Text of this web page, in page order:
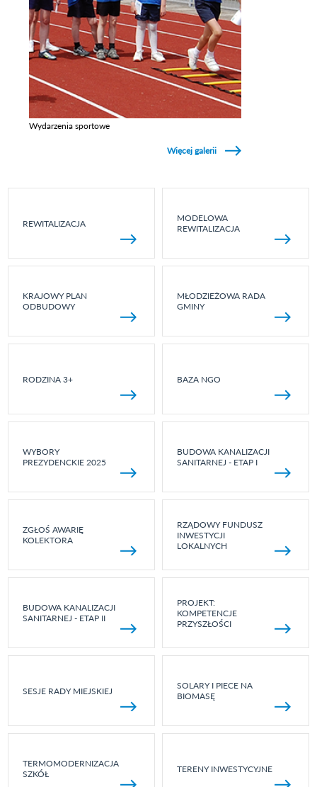
Wydarzenia sportowe
Więcej galerii
REWITALIZACJA
MODELOWA
REWITALIZACJA
KRAJOWY PLAN
ODBUDOWY
MŁODZIEŻOWA RADA
GMINY
RODZINA 3+ BAZA NGO
WYBORY
PREZYDENCKIE 2025
BUDOWA KANALIZACJI
SANITARNEJ - ETAP I
ZGŁOŚ AWARIĘ
KOLEKTORA
RZĄDOWY FUNDUSZ
INWESTYCJI
LOKALNYCH
BUDOWA KANALIZACJI
SANITARNEJ - ETAP II
PROJEKT:
KOMPETENCJE
PRZYSZŁOŚCI
SESJE RADY MIEJSKIEJ
SOLARY I PIECE NA
BIOMASĘ
TERMOMODERNIZACJA
SZKÓŁ
TERENY INWESTYCYJNE